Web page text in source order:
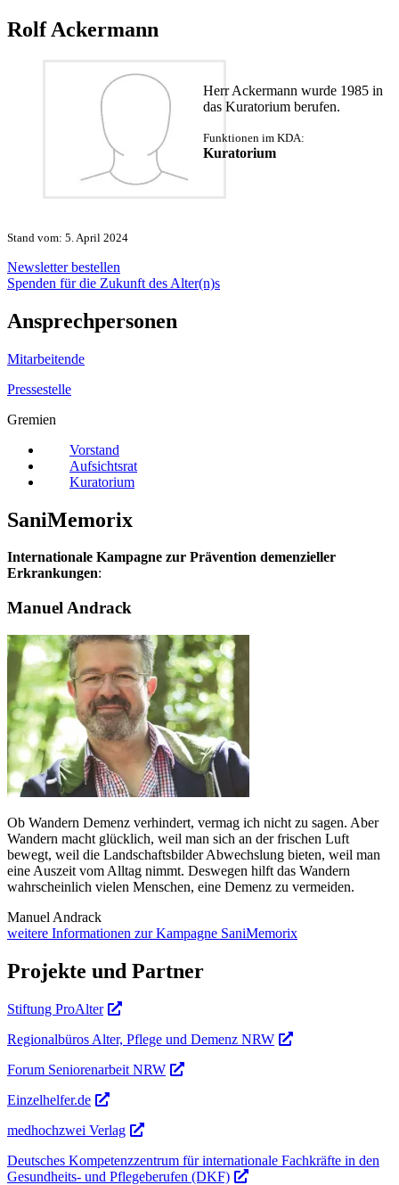
Rolf Ackermann
Herr Ackermann wurde 1985 in
das Kuratorium berufen.
Funktionen im KDA:
Kuratorium
Stand vom: 5. April 2024
Newsletter bestellen
Spenden für die Zukunft des Alter(n)s
Ansprechpersonen
Mitarbeitende
Pressestelle
Gremien
Vorstand
Aufsichtsrat
Kuratorium
SaniMemorix
Internationale Kampagne zur Prävention demenzieller
Erkrankungen:
Manuel Andrack
Ob Wandern Demenz verhindert, vermag ich nicht zu sagen. Aber
Wandern macht glücklich, weil man sich an der frischen Luft
bewegt, weil die Landschaftsbilder Abwechslung bieten, weil man
eine Auszeit vom Alltag nimmt. Deswegen hilft das Wandern
wahrscheinlich vielen Menschen, eine Demenz zu vermeiden.
Manuel Andrack
weitere Informationen zur Kampagne SaniMemorix
Projekte und Partner
Stiftung ProAlter
Regionalbüros Alter, Pflege und Demenz NRW
Forum Seniorenarbeit NRW
Einzelhelfer.de
medhochzwei Verlag
Deutsches Kompetenzzentrum für internationale Fachkräfte in den
Gesundheits- und Pflegeberufen (DKF)